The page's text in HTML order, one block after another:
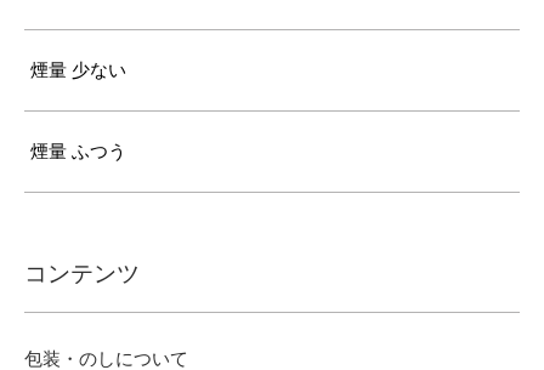
煙量 少ない
煙量 ふつう
コンテンツ
包装・のしについて